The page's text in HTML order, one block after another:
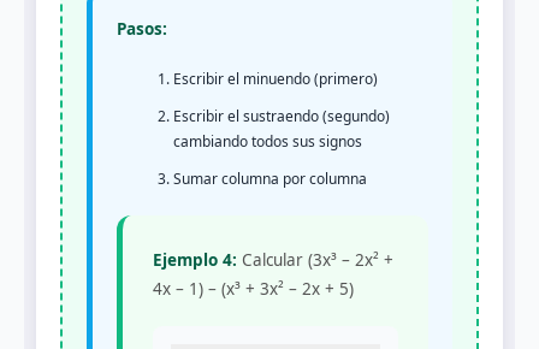
Pasos:
Escribir el minuendo (primero)
Escribir el sustraendo (segundo)
cambiando todos sus signos
Sumar columna por columna
Ejemplo 4: Calcular (3x³ – 2x² +
4x – 1) – (x³ + 3x² – 2x + 5)